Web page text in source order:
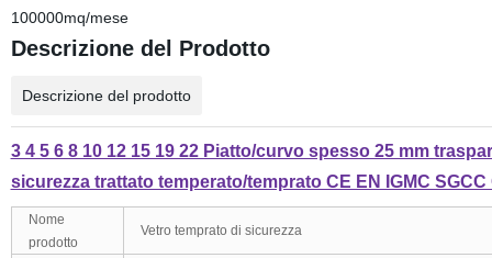
100000mq/mese
Descrizione del Prodotto
Descrizione del prodotto
3 4 5 6 8 10 12 15 19 22 Piatto/curvo spesso 25 mm
sicurezza trattato temperato/temprato CE EN IGMC
Nome
prodotto
Vetro temprato di sicurezza